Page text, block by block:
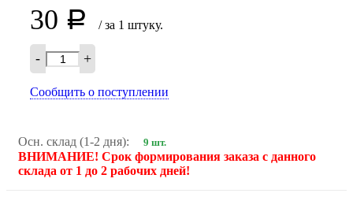
30 Р / за 1 штуку.
- +
Сообщить о поступлении
Осн. склад (1-2 дня): 9 шт.
ВНИМАНИЕ! Срок формирования заказа с данного
склада от 1 до 2 рабочих дней!